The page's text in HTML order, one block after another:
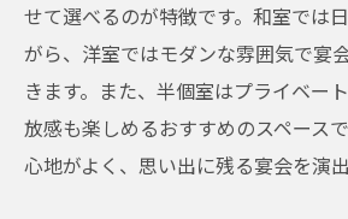
せて選べるのが特徴です。和室では
がら、洋室ではモダンな雰囲気で宴
きます。また、半個室はプライベー
放感も楽しめるおすすめのスペース
心地がよく、思い出に残る宴会を演出